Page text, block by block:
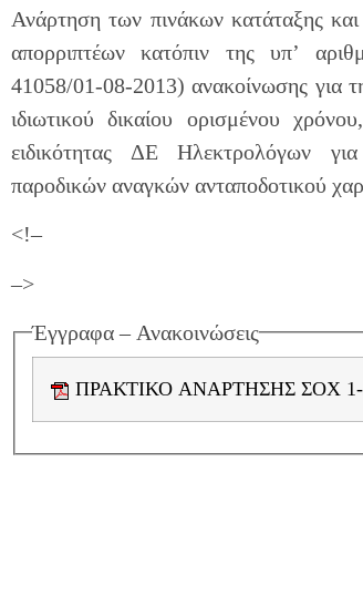
Ανάρτηση των πινάκων κατάταξης
απορριπτέων κατόπιν της υπ’
41058/01-08-2013) ανακοίνωσης για
ιδιωτικού δικαίου ορισμένου
ειδικότητας ΔΕ Ηλεκτρολόγων
παροδικών αναγκών ανταποδοτικού
<!–
–>
Έγγραφα – Ανακοινώσεις